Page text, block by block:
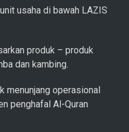
usaha di bawah LAZIS
produk – produk
dan kambing.
menunjang operasional
penghafal Al-Quran